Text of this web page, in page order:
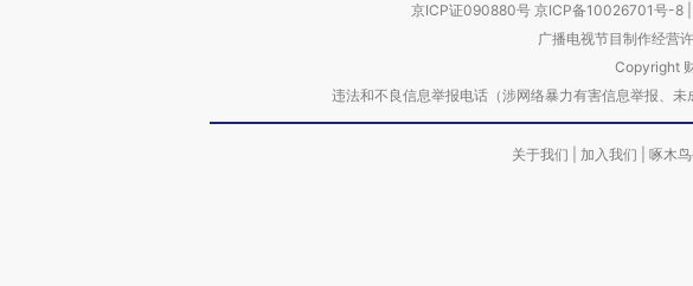
京ICP证090880号 京ICP备10026701号-8
广播电视节目制作经营
Copyright
违法和不良信息举报电话（涉网络暴力有害信息举报
关于我们 加入我们 啄木